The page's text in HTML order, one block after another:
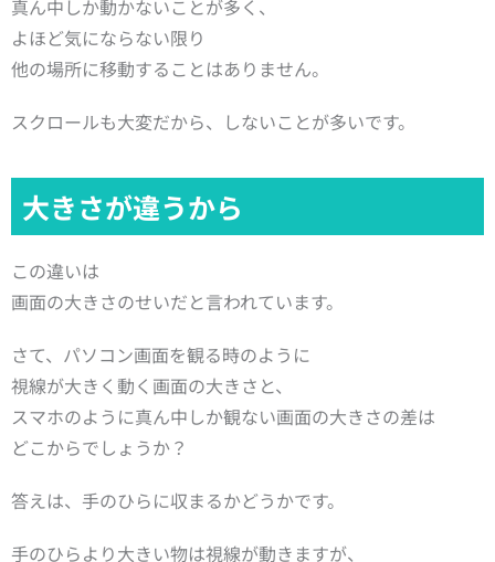
真ん中しか動かないことが多く、
よほど気にならない限り
他の場所に移動することはありません。
スクロールも大変だから、しないことが多いです。
大きさが違うから
この違いは
画面の大きさのせいだと言われています。
さて、パソコン画面を観る時のように
視線が大きく動く画面の大きさと、
スマホのように真ん中しか観ない画面の大きさの差は
どこからでしょうか？
答えは、手のひらに収まるかどうかです。
手のひらより大きい物は視線が動きますが、